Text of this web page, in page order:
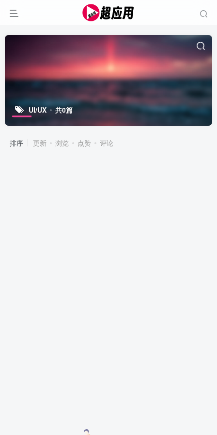
UI/UX 共0篇
排序 更新 浏览 点赞 评论